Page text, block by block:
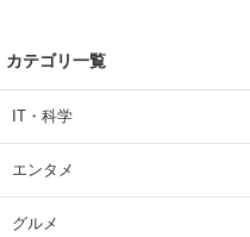
カテゴリ一覧
IT・科学
エンタメ
グルメ